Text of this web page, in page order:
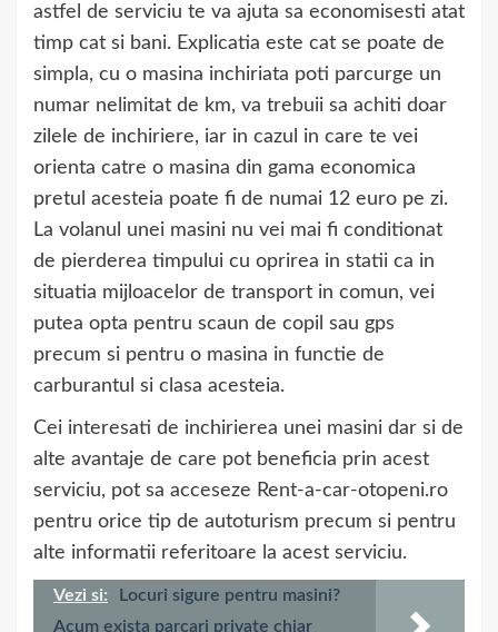
astfel de serviciu te va ajuta sa economisesti atat
timp cat si bani. Explicatia este cat se poate de
simpla, cu o masina inchiriata poti parcurge un
numar nelimitat de km, va trebuii sa achiti doar
zilele de inchiriere, iar in cazul in care te vei
orienta catre o masina din gama economica
pretul acesteia poate fi de numai 12 euro pe zi.
La volanul unei masini nu vei mai fi conditionat
de pierderea timpului cu oprirea in statii ca in
situatia mijloacelor de transport in comun, vei
putea opta pentru scaun de copil sau gps
precum si pentru o masina in functie de
carburantul si clasa acesteia.
Cei interesati de inchirierea unei masini dar si de
alte avantaje de care pot beneficia prin acest
serviciu, pot sa acceseze Rent-a-car-otopeni.ro
pentru orice tip de autoturism precum si pentru
alte informatii referitoare la acest serviciu.
Vezi si:
Locuri sigure pentru masini?
Acum exista parcari private chiar